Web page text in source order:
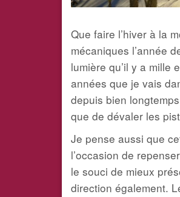
Que faire l’hiver à la
mécaniques l’année
lumière qu’il y a mille
années que je vais
depuis bien
que de dévaler les
Je pense aussi que
l’occasion de
le souci de mieux
direction également.